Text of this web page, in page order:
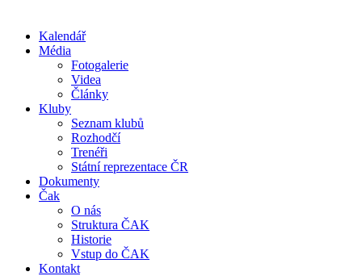
Kalendář
Média
Fotogalerie
Videa
Články
Kluby
Seznam klubů
Rozhodčí
Trenéři
Státní reprezentace ČR
Dokumenty
Čak
O nás
Struktura ČAK
Historie
Vstup do ČAK
Kontakt